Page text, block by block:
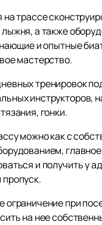
трассе
а также
и опытные
мастерство.
тренировок
инструкторов,
гонки.
можно как с
и получить у
ограничение при
на нее